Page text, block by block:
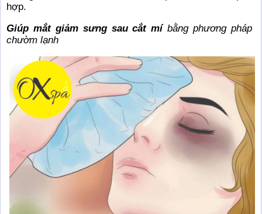
hợp.
Giúp mắt giảm sưng sau cắt míbằng phương pháp
chườm lạnh